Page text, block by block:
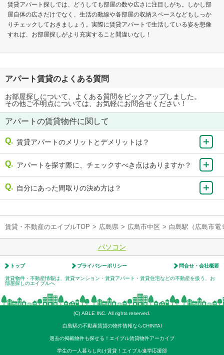
賃貸アパート探しでは、どうしても部屋の数や広さに注目しがち。しかし部
屋自体の広さだけでなく、生活の動線や各部屋の収納スペースなどもしっか
りチェックしておきましょう。実際に賃貸アパートで生活している姿を想像
すれば、お部屋探しがより充実すること間違いなし！
アパート賃貸のよくある質問
お部屋探しについて、よくある質問をピックアップしました。
その他ご不明点については、お気軽にお問合せください！
アパートの賃貸物件に関して
賃貸アパートのメリットとデメリットは？
アパートを探す際に、チェックすべき点はありますか？
自分にあった間取りの決め方は？
賃貸・不動産のエイブルTOP > 広島県 > 広島市中区 > 白島駅（広島市電
パソコン
トップ プライバシーポリシー 問合せ・会社概要
賃貸物件・不動産情報は、賃貸マンション・賃貸アパート・賃貸住宅などの不動産を扱う、お
部屋探しのエイブルへ
(C) ABLE INC. All rights reserved.
白島駅の不動産賃貸の物件情報ならCHINTAI
過去の掲載物件も探せる！エイブル賃貸物件アーカイブ
学生の一人暮らし向け賃貸！エイブル進学応援部